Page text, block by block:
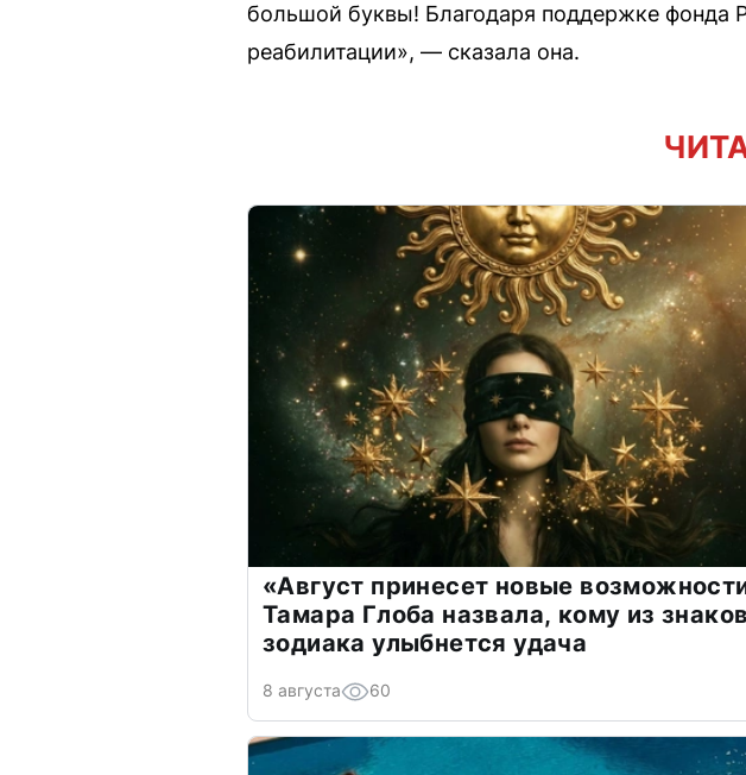
большой буквы! Благодаря поддержке
реабилитации», — сказала она.
«Август принесет новые
Тамара Глоба назвала, кому из знаков
зодиака улыбнется удача
8 августа 60